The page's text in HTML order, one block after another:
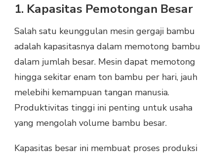
1. Kapasitas Pemotongan Besar
Salah satu keunggulan mesin gergaji bambu
adalah kapasitasnya dalam memotong bambu
dalam jumlah besar. Mesin dapat memotong
hingga sekitar enam ton bambu per hari, jauh
melebihi kemampuan tangan manusia.
Produktivitas tinggi ini penting untuk usaha
yang mengolah volume bambu besar.
Kapasitas besar ini membuat proses produksi